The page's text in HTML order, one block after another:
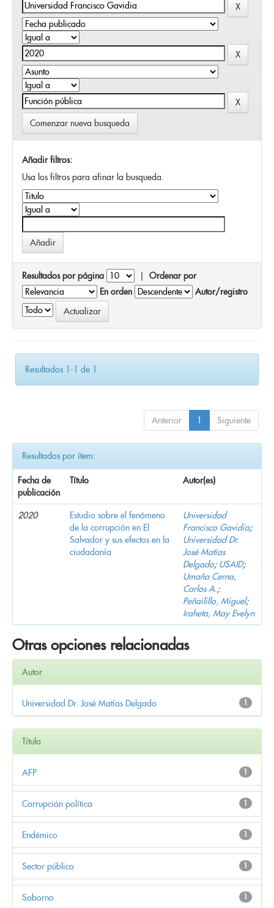
Comenzar nueva busqueda
Añadir filtros:
Usa los filtros para afinar la busqueda.
Resultados por página | Ordenar por
En orden
Autor/registro
Resultados 1-1 de 1.
Anterior 1 Siguiente
Resultados por ítem:
Fecha de
publicación
Título Autor(es)
2020
Estudio sobre el fenómeno
de la corrupción en El
Salvador y sus efectos en la
ciudadanía
Universidad
Francisco Gavidia;
Universidad Dr.
José Matías
Delgado; USAID;
Umaña Cerna,
Carlos A.;
Peñailillo, Miguel;
Iraheta, May Evelyn
Otras opciones relacionadas
Autor
1
Universidad Dr. José Matías Delgado
Título
1
AFP
1
Corrupción política
1
Endémico
1
Sector público
1
Soborno